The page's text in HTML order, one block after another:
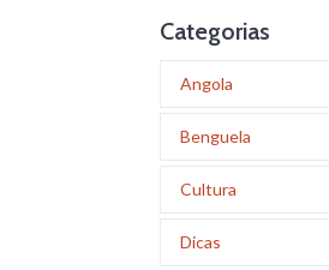
Categorias
Angola
Benguela
Cultura
Dicas